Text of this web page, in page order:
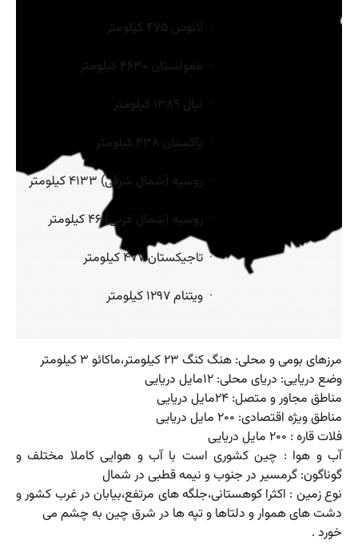
· لائوس ۴۷۵ کیلومتر
· مغولستان ۴۶۳۰ کیلومتر
· نپال ۱۳۸۹ کیلومتر
· پاکستان ۴۳۸ کیلومتر
· روسیه (شمال شرقی) ۴۱۳۳ کیلومتر
· روسیه (شمال غربی) ۴۶ کیلومتر
· تاجیکستان ۴۷۷ کیلومتر
· ویتنام ۱۲۹۷ کیلومتر
مرزهای بومی و محلی: هنگ کنگ ۲۳ کیلومتر،ماکائو ۳ کیلومتر
وضع دریایی: دریای محلی: ۱۲مایل دریایی
مناطق مجاور و متصل: ۲۴مایل دریایی
مناطق ویژه اقتصادی: ۲۰۰ مایل دریایی
فلات قاره : ۲۰۰ مایل دریایی
آب و هوا : چین کشوری است با آب و هوایی کاملا مختلف و
گوناگون: گرمسیر در جنوب و نیمه قطبی در شمال
نوع زمین : اکثرا کوهستانی،جلگه های مرتفع،بیابان در غرب کشور و
دشت های هموار و دلتاها و تپه ها در شرق چین به چشم می
خورد .